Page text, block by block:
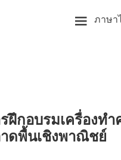
ภาษา
ฝึกอบรมเครื่องทำ
ดพื้นเชิงพาณิชย์